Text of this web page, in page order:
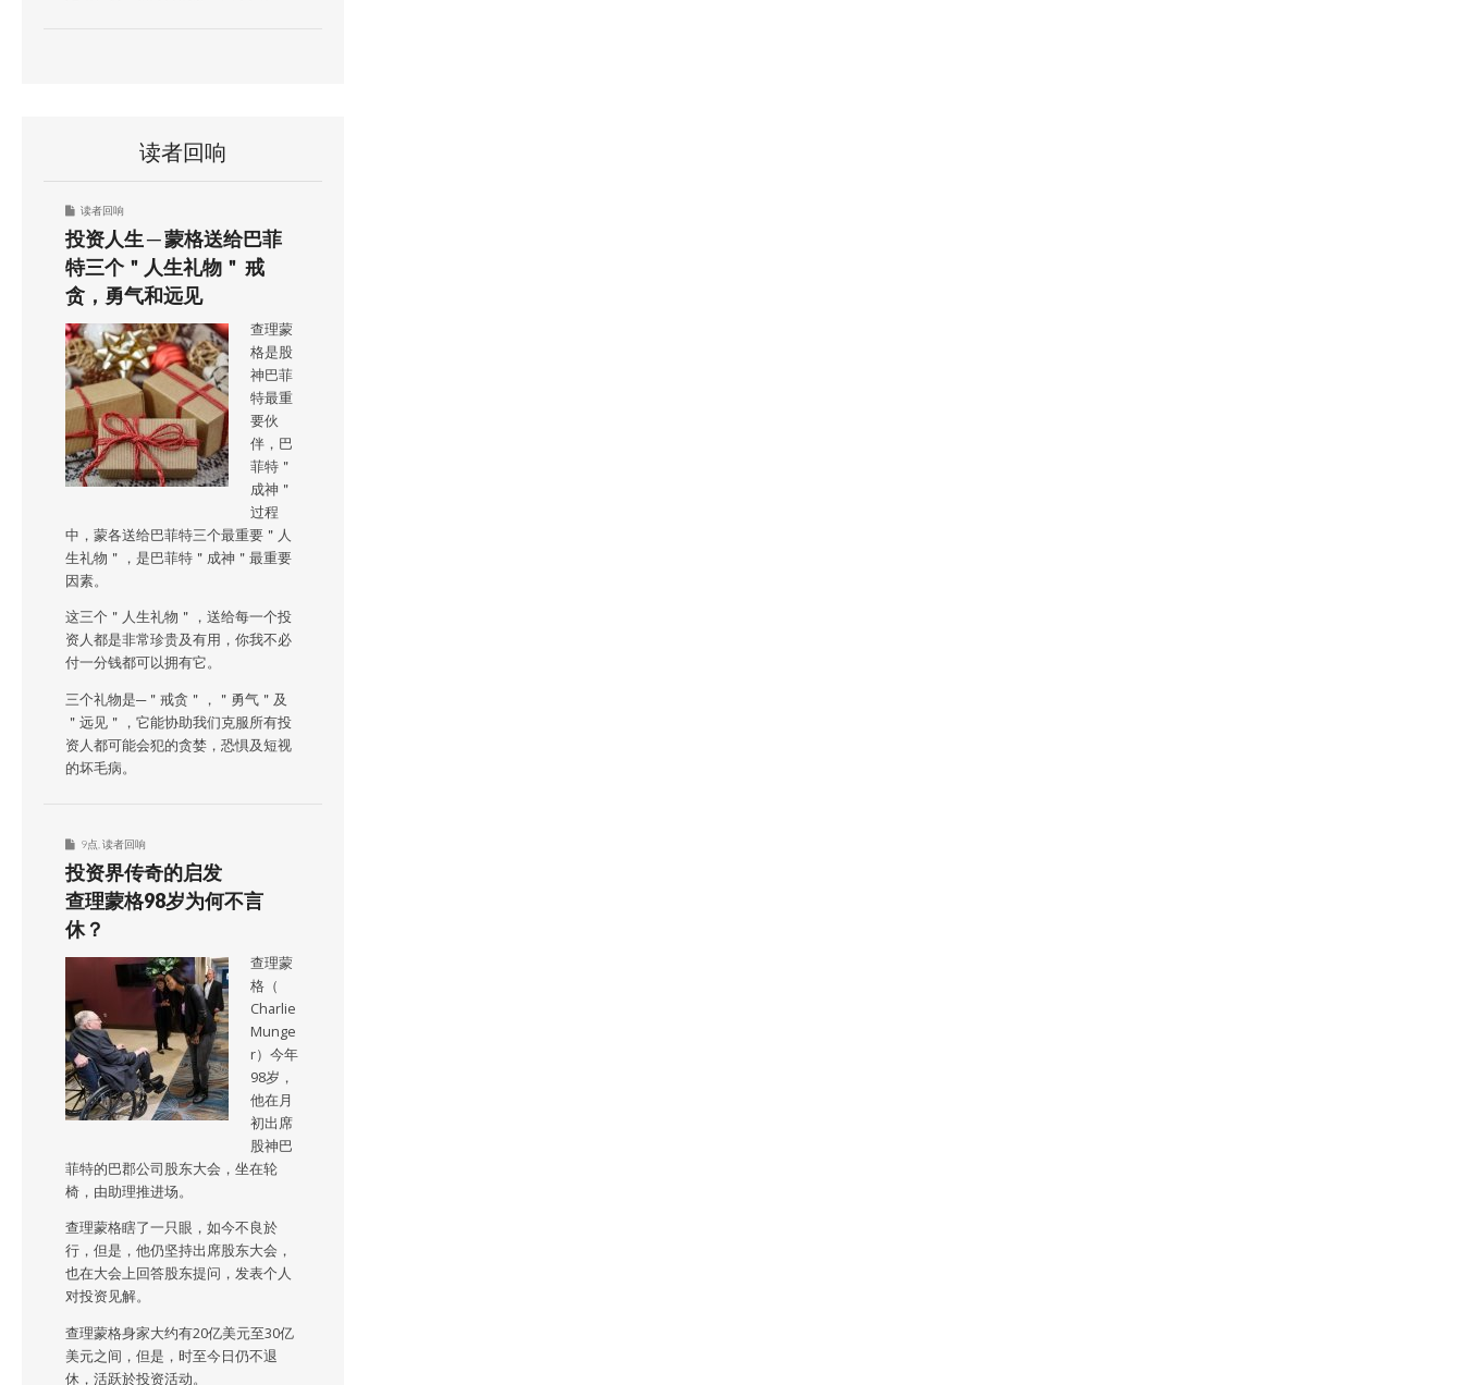
读者回响
读者回响
投资人生 ─ 蒙格送给巴菲
特三个＂人生礼物＂ 戒
贪，勇气和远见
查理蒙
格是股
神巴菲
特最重
要伙
伴，巴
菲特＂
成神＂
过程
中，蒙各送给巴菲特三个最重要＂人
生礼物＂，是巴菲特＂成神＂最重要
因素。
这三个＂人生礼物＂，送给每一个投
资人都是非常珍贵及有用，你我不必
付一分钱都可以拥有它。
三个礼物是─＂戒贪＂，＂勇气＂及
＂远见＂，它能协助我们克服所有投
资人都可能会犯的贪婪，恐惧及短视
的坏毛病。
9点 读者回响
投资界传奇的启发
查理蒙格98岁为何不言
休？
查理蒙
格（
Charlie
Munge
r）今年
98岁，
他在月
初出席
股神巴
菲特的巴郡公司股东大会，坐在轮
椅，由助理推进场。
查理蒙格瞎了一只眼，如今不良於
行，但是，他仍坚持出席股东大会，
也在大会上回答股东提问，发表个人
对投资见解。
查理蒙格身家大约有20亿美元至30亿
美元之间，但是，时至今日仍不退
休，活跃於投资活动。